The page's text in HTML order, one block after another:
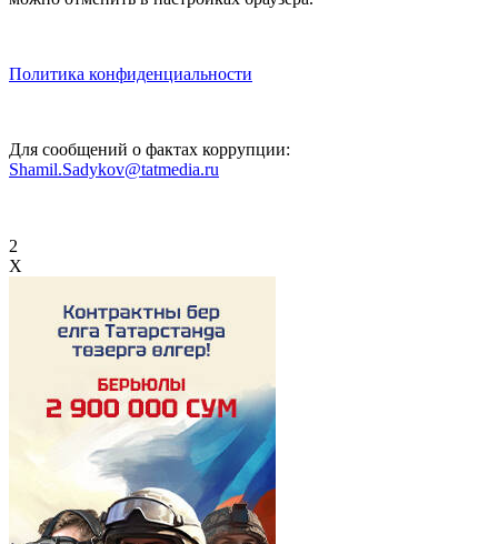
Политика конфиденциальности
Для сообщений о фактах коррупции:
Shamil.Sadykov@tatmedia.ru
2
X